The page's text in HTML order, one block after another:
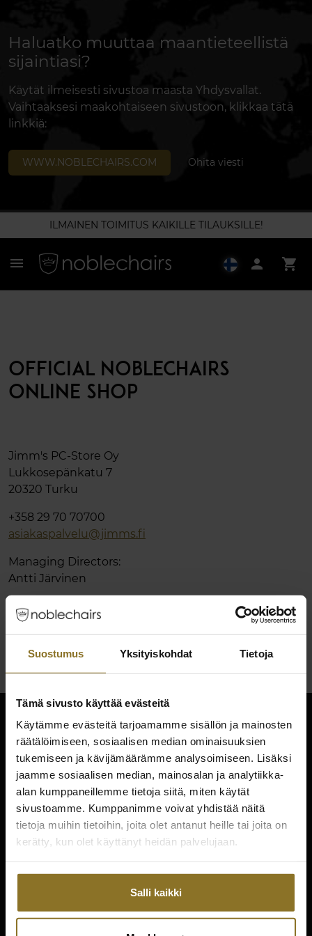
Suostumus Yksityiskohdat Tietoja
Tämä sivusto käyttää evästeitä
Käytämme evästeitä tarjoamamme sisällön ja mainosten
räätälöimiseen, sosiaalisen median ominaisuuksien
tukemiseen ja kävijämäärämme analysoimiseen. Lisäksi
jaamme sosiaalisen median, mainosalan ja analytiikka-
alan kumppaneillemme tietoja siitä, miten käytät
sivustoamme. Kumppanimme voivat yhdistää näitä
tietoja muihin tietoihin, joita olet antanut heille tai joita on
kerätty, kun olet käyttänyt heidän palvelujaan.
Salli kaikki
Haluatko muuttaa maantieteellistä
sijaintiasi?
Käytät ilmeisesti sivustoa maasta Yhdysvallat.
Vaihtaaksesi maakohtaiseen sivustoon, klikkaa tätä
linkkiä:
WWW.NOBLECHAIRS.COM Ohita viesti
ILMAINEN TOIMITUS KAIKILLE TILAUKSILLE!
menu person shopping_cart
OFFICIAL NOBLECHAIRS
ONLINE SHOP
Jimm's PC-Store Oy
Lukkosepänkatu 7
20320 Turku
+358 29 70 70700
asiakaspalvelu@jimms.fi
Managing Directors:
Antti Järvinen
Y-Tunnus: FI08859514
email Contact
Ship To
location_on